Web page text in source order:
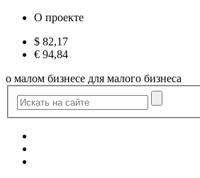
О проекте
$ 82,17
€ 94,84
о малом бизнесе для малого бизнеса